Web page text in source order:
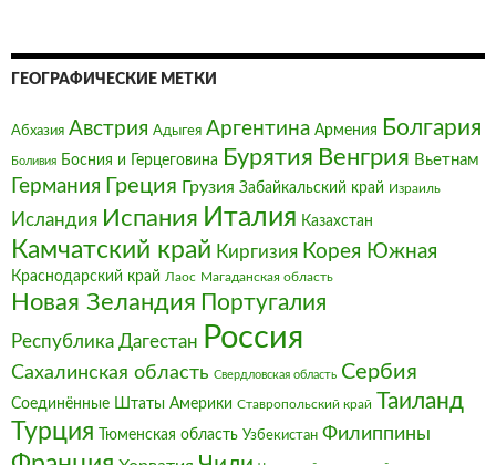
ГЕОГРАФИЧЕСКИЕ МЕТКИ
Абхазия Австрия‎ Адыгея Аргентина Армения Болгария‎
Боливия Босния и Герцеговина Бурятия Венгрия Вьетнам
Германия Греция Грузия Забайкальский край Израиль
Исландия Испания Италия‎ Казахстан
Камчатский край Киргизия Корея Южная
Краснодарский край Лаос Магаданская область
Новая Зеландия Португалия
Республика Дагестан Россия
Сахалинская область Свердловская область Сербия
Соединённые Штаты Америки Ставропольский край Таиланд
Турция Тюменская область Узбекистан Филиппины